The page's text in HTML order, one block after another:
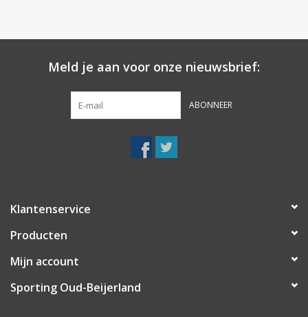
Meld je aan voor onze nieuwsbrief:
ABONNEER
Klantenservice
Producten
Mijn account
Sporting Oud-Beijerland